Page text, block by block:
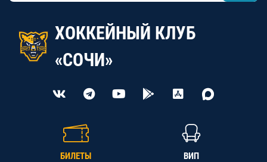
ХОККЕЙНЫЙ КЛУБ
«СОЧИ»
БИЛЕТЫ ВИП